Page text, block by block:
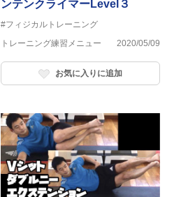
ンテンクライマーLevel３
#フィジカルトレーニング
トレーニング練習メニュー
2020/05/09
お気に入りに追加